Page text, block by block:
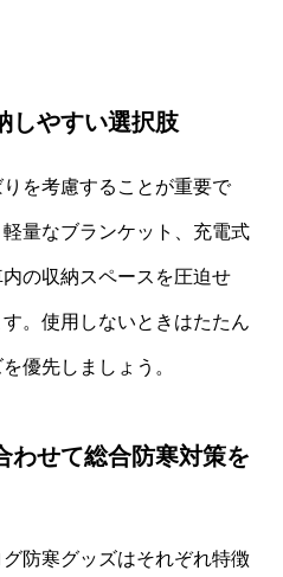
しやすい選択肢
を考慮することが重要で
量なブランケット、充電式
の収納スペースを圧迫せ
。使用しないときはたたん
優先しましょう。
わせて総合防寒対策を
防寒グッズはそれぞれ特徴